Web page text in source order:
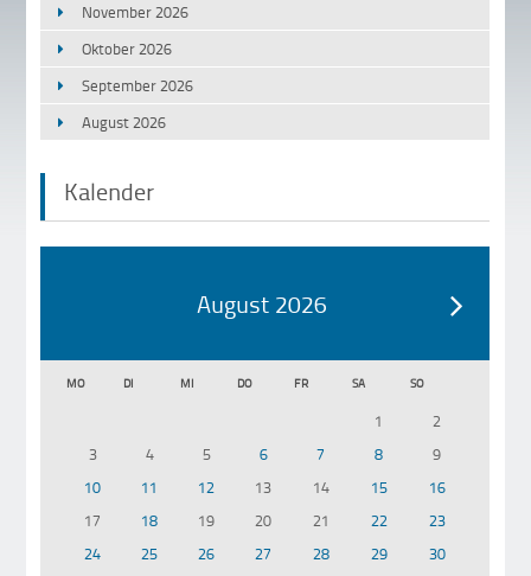
November 2026
Oktober 2026
September 2026
August 2026
Kalender
August 2026
MO DI MI DO FR SA SO
1
2
3
4 5 6 7 8
9
10
11 12 13 14 15
16
17
18 19 20 21 22
23
24
25 26 27 28 29 30